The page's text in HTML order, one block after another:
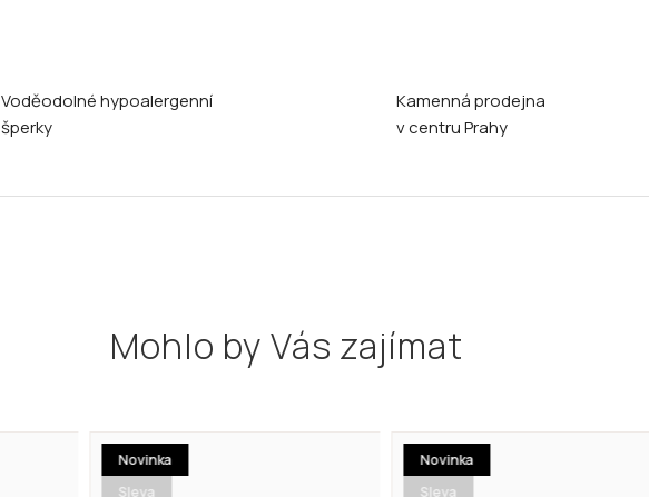
Voděodolné hypoalergenní
šperky
Kamenná prodejna
v centru Prahy
Mohlo by Vás zajímat